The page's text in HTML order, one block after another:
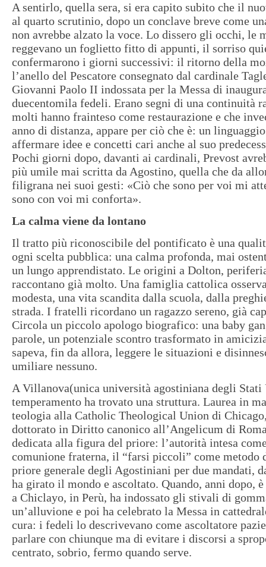
A sentirlo, quella sera, si era capito subito che il
al quarto scrutinio, dopo un conclave breve come
non avrebbe alzato la voce. Lo dissero gli occhi, le
reggevano un foglietto fitto di appunti, il sorriso
confermarono i giorni successivi: il ritorno della
l’anello del Pescatore consegnato dal cardinale
Giovanni Paolo II indossata per la Messa di
duecentomila fedeli. Erano segni di una continuità
molti hanno frainteso come restaurazione e che
anno di distanza, appare per ciò che è: un
affermare idee e concetti cari anche al suo
Pochi giorni dopo, davanti ai cardinali, Prevost
più umile mai scritta da Agostino, quella che da
filigrana nei suoi gesti: «Ciò che sono per voi mi
sono con voi mi conforta».
La calma viene da lontano
Il tratto più riconoscibile del pontificato è una
ogni scelta pubblica: una calma profonda, mai
un lungo apprendistato. Le origini a Dolton,
raccontano già molto. Una famiglia cattolica
modesta, una vita scandita dalla scuola, dalla
strada. I fratelli ricordano un ragazzo sereno, già
Circola un piccolo apologo biografico: una baby
parole, un potenziale scontro trasformato in
sapeva, fin da allora, leggere le situazioni e
umiliare nessuno.
A Villanova(unica università agostiniana degli
temperamento ha trovato una struttura. Laurea in
teologia alla Catholic Theological Union di
dottorato in Diritto canonico all’Angelicum di
dedicata alla figura del priore: l’autorità intesa
comunione fraterna, il “farsi piccoli” come metodo
priore generale degli Agostiniani per due mandati,
ha girato il mondo e ascoltato. Quando, anni dopo,
a Chiclayo, in Perù, ha indossato gli stivali di
un’alluvione e poi ha celebrato la Messa in
cura: i fedeli lo descrivevano come ascoltatore
parlare con chiunque ma di evitare i discorsi a
centrato, sobrio, fermo quando serve.